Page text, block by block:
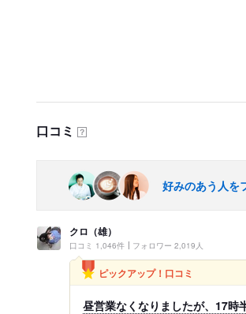
口コミ ？
好みのあう人を
クロ（雄）
口コミ 1,046件 フォロワー 2,019人
ピックアップ！口コミ
昼営業なくなりましたが、17時